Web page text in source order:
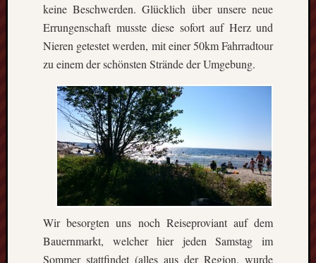
keine Beschwerden. Glücklich über unsere neue
Errungenschaft musste diese sofort auf Herz und
Nieren getestet werden, mit einer 50km Fahrradtour
zu einem der schönsten Strände der Umgebung.
Wir besorgten uns noch Reiseproviant auf dem
Bauernmarkt, welcher hier jeden Samstag im
Sommer stattfindet (alles aus der Region, wurde